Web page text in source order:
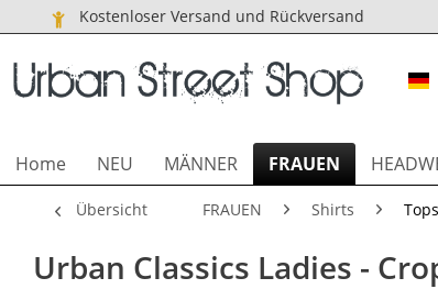
Kostenloser Versand und Rückversand
Home NEU MÄNNER FRAUEN
Übersicht FRAUEN Shirts Tops
Urban Classics Ladies -